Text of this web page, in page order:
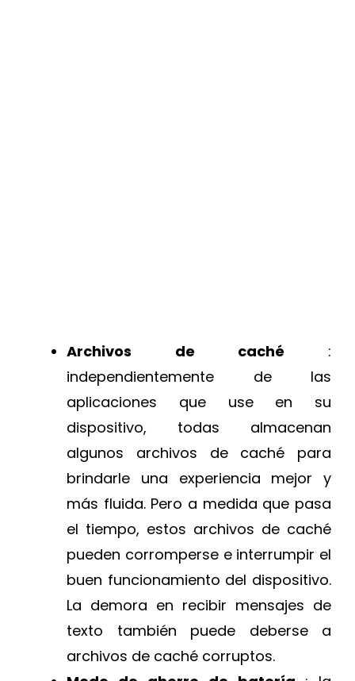
Archivos de caché :
independientemente de las
aplicaciones que use en su
dispositivo, todas almacenan
algunos archivos de caché para
brindarle una experiencia mejor y
más fluida. Pero a medida que pasa
el tiempo, estos archivos de caché
pueden corromperse e interrumpir el
buen funcionamiento del dispositivo.
La demora en recibir mensajes de
texto también puede deberse a
archivos de caché corruptos.